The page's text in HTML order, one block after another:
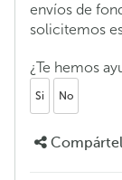
envíos de
solicitemos
¿Te hemos
Si No